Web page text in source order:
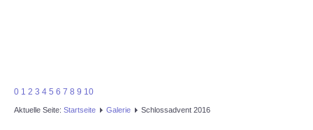
0 1 2 3 4 5 6 7 8 9 10
Aktuelle Seite: Startseite Galerie Schlossadvent 2016